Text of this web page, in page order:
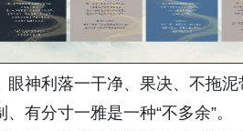
眼神利落一干净、果决、不拖
有分寸一雅是一种“不多余”。